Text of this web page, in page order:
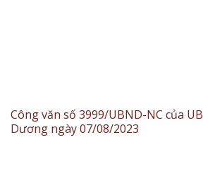
Công văn số 3999/UBND-NC của
Dương ngày 07/08/2023